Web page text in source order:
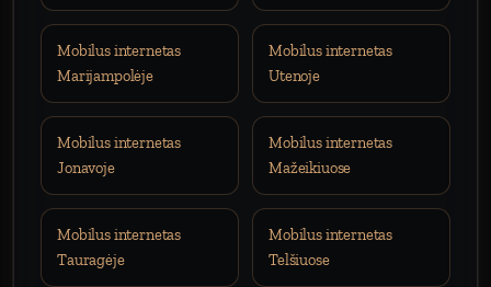
Mobilus internetas
Marijampolėje
Mobilus internetas
Utenoje
Mobilus internetas
Jonavoje
Mobilus internetas
Mažeikiuose
Mobilus internetas
Tauragėje
Mobilus internetas
Telšiuose